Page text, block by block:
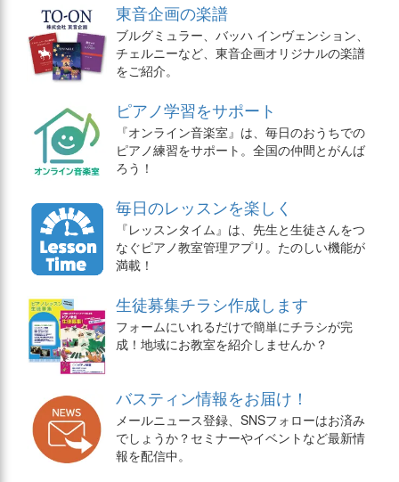
東音企画の楽譜
ブルグミュラー、バッハ インヴェンション、
チェルニーなど、東音企画オリジナルの楽譜
をご紹介。
ピアノ学習をサポート
『オンライン音楽室』は、毎日のおうちでの
ピアノ練習をサポート。全国の仲間とがんば
ろう！
毎日のレッスンを楽しく
『レッスンタイム』は、先生と生徒さんをつ
なぐピアノ教室管理アプリ。たのしい機能が
満載！
生徒募集チラシ作成します
フォームにいれるだけで簡単にチラシが完
成！地域にお教室を紹介しませんか？
バスティン情報をお届け！
メールニュース登録、SNSフォローはお済み
でしょうか？セミナーやイベントなど最新情
報を配信中。